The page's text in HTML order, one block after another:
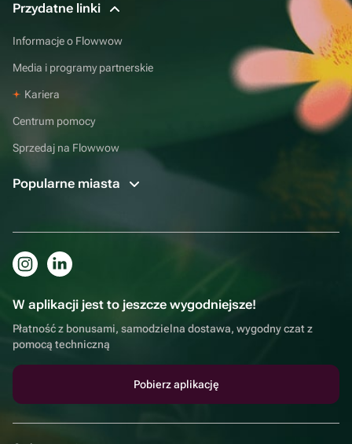
Przydatne linki
Informacje o Flowwow
Media i programy partnerskie
Kariera
Centrum pomocy
Sprzedaj na Flowwow
Popularne miasta
W aplikacji jest to jeszcze wygodniejsze!
Płatność z bonusami, samodzielna dostawa, wygodny czat z
pomocą techniczną
Pobierz aplikację